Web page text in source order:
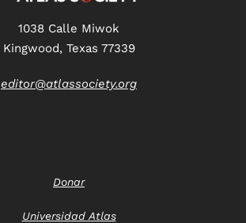
1038 Calle Miwok
Kingwood, Texas 77339
editor@atlassociety.org
Donar
Universidad Atlas